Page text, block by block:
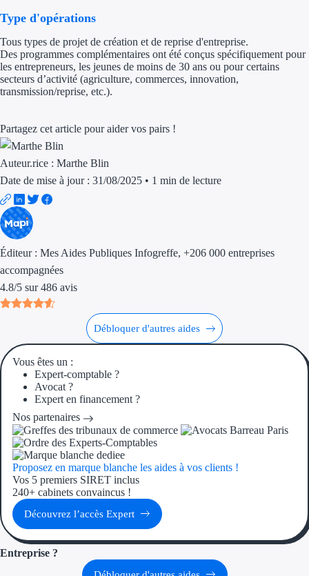
Ouvrage
Territoires
Aides Région
Régions de I à P
Aides Région Île-
Aides Région
Aides Région
Type d'opérations
Tous types de projet de création et de reprise d'entreprise.
Des programmes complémentaires ont été conçus spécifiquement pour
les entrepreneurs, les jeunes de moins de 30 ans ou pour certains
secteurs d’activité (agriculture, commerces, innovation,
transmission/reprise, etc.).
Partagez cet article pour aider vos pairs !
Auteur.rice : Marthe Blin
Date de mise à jour : 31/08/2025 • 1 min de lecture
Éditeur : Mes Aides Publiques Infogreffe, +206 000 entreprises
accompagnées
4.8/5 sur 486 avis
Débloquer d'autres aides
Vous êtes un :
Expert-comptable ?
Avocat ?
Expert en financement ?
Nos partenaires
Proposez en marque blanche les aides à vos clients !
Vos 5 premiers SIRET inclus
240+ cabinets convaincus !
Découvrez l’accès Expert
Entreprise ?